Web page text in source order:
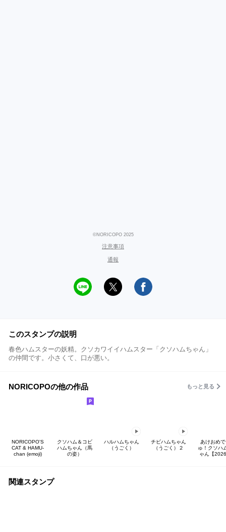
©NORICOPO 2025
注意事項
通報
このスタンプの説明
春色ハムスターの妖精。クソカワイイハムスター「クソハムちゃん」
の仲間です。小さくて、口が悪い。
NORICOPOの他の作品 もっと見る
NORICOPO'S
CAT & HAMU-
chan (emoji)
クソハム＆コビ
ハムちゃん（馬
の姿）
ハルハムちゃん
（うごく）
チビハムちゃん
（うごく）２
あけおめ
ゅ！クソハ
ゃん【
関連スタンプ